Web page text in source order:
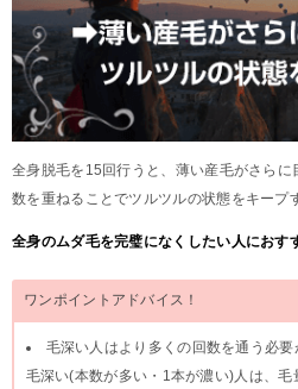
全身脱毛を15回行うと、薄い産毛がさら
数を重ねることでツルツルの状態をキープ
全身のムダ毛を完璧になくしたい人におす
ワンポイントアドバイス！
毛深い人はより多くの回数を通う必要
毛深い(本数が多い・1本が濃い)人は、